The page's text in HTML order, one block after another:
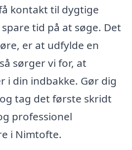
kontakt til dygtige
tid på at søge. Det
er at udfylde en
sørger vi for, at
i din indbakke. Gør dig
tag det første skridt
professionel
i Nimtofte.